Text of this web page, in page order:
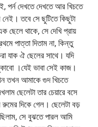
পর্ন দেখতে দেখতে আর খিচতে
তবে সে ছুটিতে কিছুটা
ছেলে থাকে, সে দেখি প্রায়
পাত্তা দিতাম না, কিন্তু
যাক ঐ ছেলের সাথে। যদি
।যেই ভাবা সেই কাজ।
তখন আমাকে গুদ খিচতে
ছেলেটা তার চেয়ারে বসে
দিকে গেল। ছেলেটা বড়
ছিলাম, সে বুঝতে পারল আমি